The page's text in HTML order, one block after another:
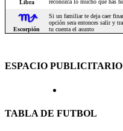
ESPACIO PUBLICITARIO
TABLA DE FUTBOL